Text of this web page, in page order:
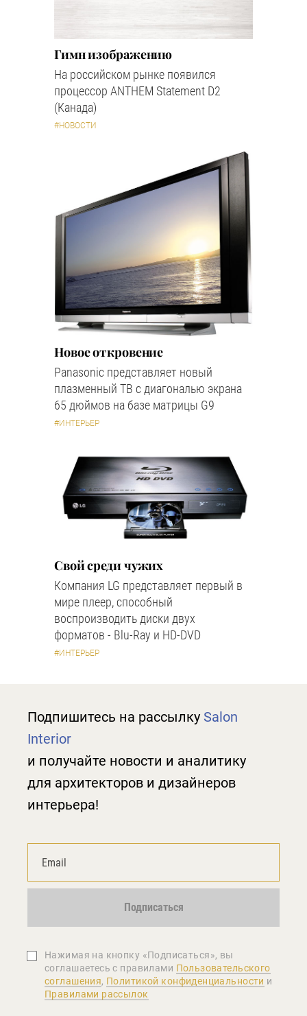
Гимн изображению
На российском рынке появился
процессор ANTHEM Statement D2
(Канада)
#НОВОСТИ
Новое откровение
Panasonic представляет новый
плазменный ТВ с диагональю экрана
65 дюймов на базе матрицы G9
#ИНТЕРЬЕР
Свой среди чужих
Компания LG представляет первый в
мире плеер, способный
воспроизводить диски двух
форматов - Blu-Ray и HD-DVD
#ИНТЕРЬЕР
Подпишитесь на рассылку Salon
Interior
и получайте новости и аналитику
для архитекторов и дизайнеров
интерьера!
Подписаться
Нажимая на кнопку «Подписаться», вы
соглашаетеcь с правилами Пользовательского
соглашения, Политикой конфиденциальности и
Правилами рассылок